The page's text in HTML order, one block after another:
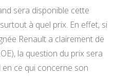
sera disponible cette
à quel prix. En effet, si
Renault a clairement de
la question du prix sera
ce qui concerne son